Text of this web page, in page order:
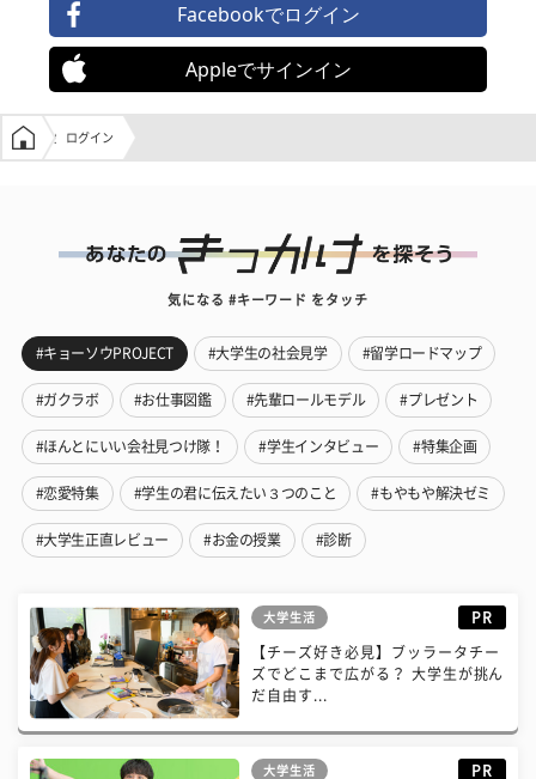
Facebookでログイン
Appleでサインイン
学生の窓口トップ
ログイン
気になる #キーワード をタッチ
#キョーソウPROJECT #大学生の社会見学 #留学ロードマップ
#ガクラボ #お仕事図鑑 #先輩ロールモデル #プレゼント
#ほんとにいい会社見つけ隊！ #学生インタビュー #特集企画
#恋愛特集 #学生の君に伝えたい３つのこと #もやもや解決ゼミ
#大学生正直レビュー #お金の授業 #診断
大学生活 PR
【チーズ好き必見】ブッラータチー
ズでどこまで広がる？ 大学生が挑ん
だ自由す...
大学生活 PR